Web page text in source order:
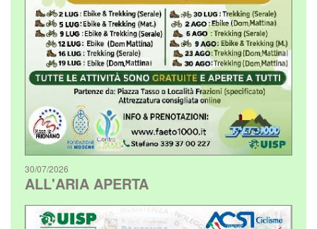
30/07/2026
ALL'ARIA APERTA